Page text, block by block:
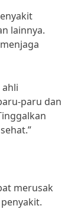
lainnya.
paru dan
merusak